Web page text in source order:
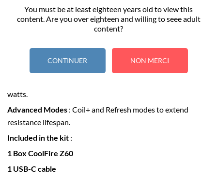
You must be at least eighteen years old to view this
content. Are you over eighteen and willing to seee adult
content?
CONTINUER NON MERCI
2500 mAh 60W USB-C
Key Features:
Battery Life: Built-in 2500 mAh battery.
watts.
Advanced Modes : Coil+ and Refresh modes to extend
resistance lifespan.
Included in the kit :
1 Box CoolFire Z60
1 USB-C cable